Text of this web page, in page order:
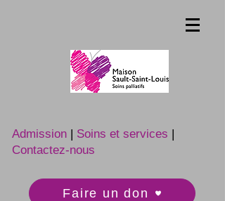
Admission | Soins et services |
Contactez-nous
Faire un don